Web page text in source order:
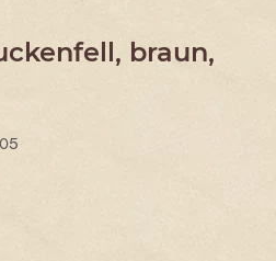
braun,